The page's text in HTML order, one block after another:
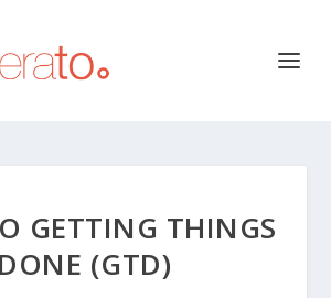
GETTING THINGS
DONE (GTD)